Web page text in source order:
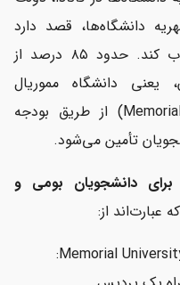
دانشگاه‌ها، قصد دارد
دانشجویان بین‌المللی بیشتری جذب کند. حدود ۸۵ درصد از
یعنی دانشگاه مموریال
(Memorial University of Newfoundland) از طریق بودجه
تأمین می‌شود.
برای دانشجویان بومی و
عبارت‌اند از:
دانشگاه Memorial University of Newfoundland: